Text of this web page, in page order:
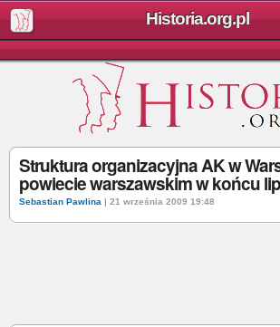
Historia.org.pl
Struktura organizacyjna AK w
powiecie warszawskim w końcu
Sebastian Pawlina | 21 września 2009 19:48